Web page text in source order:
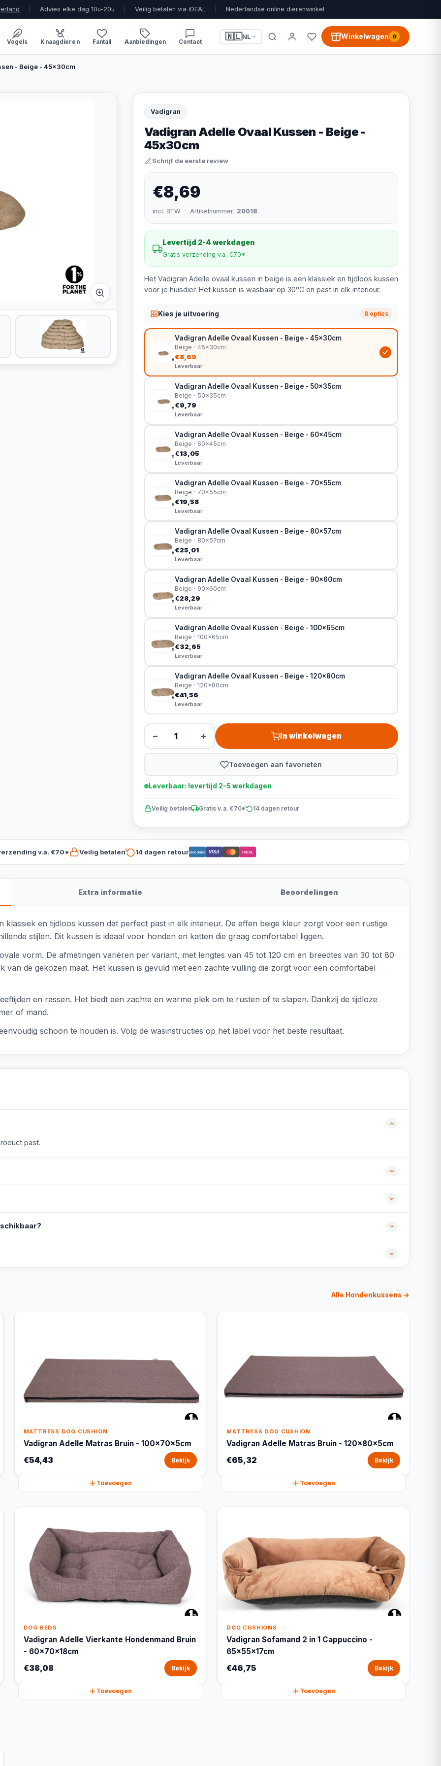
Advies elke dag 10u-20u Veilig betalen via iDEAL Nederlandse online dierenwinkel
Vogels Knaagdieren Fantail Aanbiedingen Contact
🇳🇱NL Winkelwagen 0
- Beige - 45x30cm
Vadigran
Vadigran Adelle Ovaal Kussen - Beige -
45x30cm
Schrijf de eerste review
€8,69
incl. BTW · Artikelnummer: 20018
Levertijd 2-4 werkdagen
Gratis verzending v.a. €70*
Het Vadigran Adelle ovaal kussen in beige is een klassiek en tijdloos kussen
voor je huisdier. Het kussen is wasbaar op 30°C en past in elk interieur.
Kies je uitvoering 8 opties
Vadigran Adelle Ovaal Kussen - Beige - 45x30cm
Beige · 45x30cm
€8,69
Leverbaar
Vadigran Adelle Ovaal Kussen - Beige - 50x35cm
Beige · 50x35cm
€9,79
Leverbaar
Vadigran Adelle Ovaal Kussen - Beige - 60x45cm
Beige · 60x45cm
€13,05
Leverbaar
Vadigran Adelle Ovaal Kussen - Beige - 70x55cm
Beige · 70x55cm
€19,58
Leverbaar
Vadigran Adelle Ovaal Kussen - Beige - 80x57cm
Beige · 80x57cm
€25,01
Leverbaar
Vadigran Adelle Ovaal Kussen - Beige - 90x60cm
Beige · 90x60cm
€28,29
Leverbaar
Vadigran Adelle Ovaal Kussen - Beige - 100x65cm
Beige · 100x65cm
€32,65
Leverbaar
Vadigran Adelle Ovaal Kussen - Beige - 120x80cm
Beige · 120x80cm
€41,56
Leverbaar
− + In winkelwagen
Toevoegen aan favorieten
Leverbaar: levertijd 2-5 werkdagen
Veilig betalen Gratis v.a. €70* 14 dagen retour
v.a. €70* Veilig betalen 14 dagen retourBancontact VISA iDEAL
Extra informatie Beoordelingen
klassiek en tijdloos kussen dat perfect past in elk interieur. De effen beige kleur zorgt voor een rustige
stijlen. Dit kussen is ideaal voor honden en katten die graag comfortabel liggen.
vorm. De afmetingen variëren per variant, met lengtes van 45 tot 120 cm en breedtes van 30 tot 80
van de gekozen maat. Het kussen is gevuld met een zachte vulling die zorgt voor een comfortabel
en rassen. Het biedt een zachte en warme plek om te rusten of te slapen. Dankzij de tijdloze
of mand.
schoon te houden is. Volg de wasinstructies op het label voor het beste resultaat.
past.
Alle Hondenkussens →
MATTRESS DOG CUSHION
Vadigran Adelle Matras Bruin - 100x70x5cm
€54,43 Bekijk
Toevoegen
MATTRESS DOG CUSHION
Vadigran Adelle Matras Bruin - 120x80x5cm
€65,32 Bekijk
Toevoegen
DOG BEDS
Vadigran Adelle Vierkante Hondenmand Bruin
- 60x70x18cm
€38,08 Bekijk
Toevoegen
DOG CUSHIONS
Vadigran Sofamand 2 in 1 Cappuccino -
65x55x17cm
€46,75 Bekijk
Toevoegen